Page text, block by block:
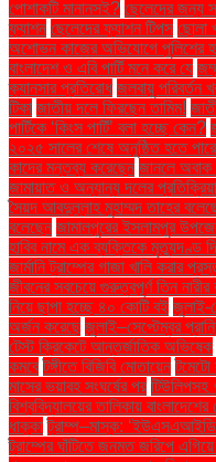
পোশাকটি মানানসই? ছেলেদের জন্য
ফ্যাশন ছেলেদের ফ্যাশন টিপস ছোলা
অশোভন কাজের অভিযোগে পুলিশের
বাংলাদেশ ও এবি পার্টি মনে করে যে
ক্যানসার প্রতিরোধ জলবায়ু পরিবর্তন
টিকা জাতীয় দলে ফিরছেন তামিম!
পার্টিকে ‘কিংস পার্টি’ বলা হচ্ছে কেন?
২০২৫ সালের শেষে অনুষ্ঠিত হতে
কাদের মন্তব্য করেছেন জানলে অবাক
জামায়াত ও অন্যান্য দলের
সৈয়দ আবদুল্লাহ মুহাম্মদ তাহের
বলেছেন জামালপুরের ইসলামপুর
হাবিব নামে এক ব্যক্তিকে মৃত্যুদণ্ড
জার্মানি ট্রাম্পের গাজা খালি করার
জীবনের সবচেয়ে গুরুত্বপূর্ণ তিন
নিয়ে ছাপা হচ্ছে ৪০ কোটি বই জুলাই-
অর্জন করেছে জুলাই–সেপ্টেম্বর
টেস্ট ক্রিকেটে আন্তর্জাতিক অভিষেক
কমবে টঙ্গীতে বিজিবি মোতায়েন টমেটো
মাসের ভয়াবহ সংঘর্ষের পর টিউলিপসহ
বিশ্ববিদ্যালয়ের তালিকায়
ধাক্কা ট্রাম্প–মাস্ক:
ট্রাম্পের ঘাঁটিতে জনমত জরিপে